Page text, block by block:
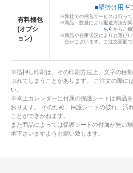
有料梱包
(オプシ
ョン)
■壁掛け用ギ
※弊社での梱包サービスは行って
※商品・数量により配送方法が異
ちらからご確
※商品や在庫状況によりお選び
合がございます。ご注文画面
※箔押し印刷は、その印刷方法上、文字の種
ぶれてしまうことがあります。 ご注文の際に
い。
※卓上カレンダーに付属の保護シートは商品
おります。 そのため、保護シートの破れ、汚
ことができかねます。
また商品によっては保護シートの付属が無い
承下さいますようお願い致します。